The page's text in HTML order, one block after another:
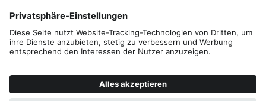
Str. Plan de Corones 38
I-39030 St. Vigil in Enneberg
Tel. +39 0474 506 242
info@SkiWorldCup-Kronplatz.com